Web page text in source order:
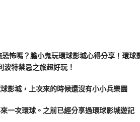
影城，上次來的時候還沒有小小兵樂園
一次環球。之前已經分享過環球影城遊記